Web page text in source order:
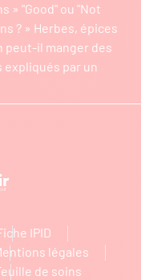
» "Good" ou "Not
? » Herbes, épices
peut-il manger des
par un
IPID
légales
de soins